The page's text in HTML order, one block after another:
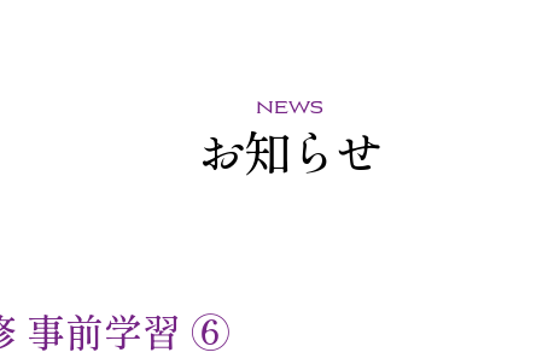
news
お知らせ
事前学習 ⑥